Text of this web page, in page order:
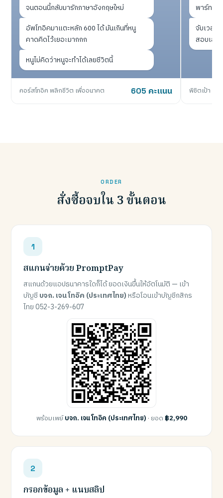
จนตอนนี้กลับมารักภาษาอังกฤษใหม่
อัพโทอิคมาแตะหลัก 600 ได้ มันเกินที่หนู
คาดคิดไว้เยอะมากกก
หนูไม่คิดว่าหนูจะทำได้เลยชีวิตนี้
คอร์สโทอิค พลิกชีวิต เพื่ออนาคต 605 คะแนน
พาร์ท ค
จับเวลา
สอบเลย
พิชิตเป้า
ORDER
สั่งซื้อจบใน 3 ขั้นตอน
สแกนจ่ายด้วย PromptPay
สแกนด้วยแอปธนาคารใดก็ได้ ยอดเงินขึ้นให้อัตโนมัติ — เข้า
บัญชี บจก. เจน โทอิค (ประเทศไทย)หรือโอนเข้าบัญชีกสิกร
ไทย 052-3-269-607
พร้อมเพย์บจก. เจน โทอิค (ประเทศไทย) · ยอด ฿2,990
กรอกข้อมูล + แนบสลิป